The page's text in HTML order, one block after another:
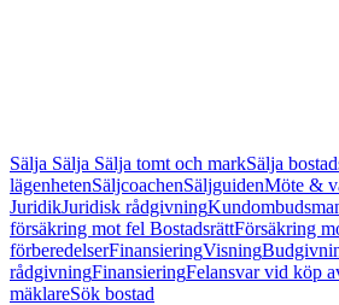
Sälja Sälja Sälja tomt och markSälja
lägenhetenSäljcoachenSäljguidenMöte &
JuridikJuridisk rådgivning
försäkring mot fel BostadsrättFörsäkring
förberedelserFinansieringVisning
rådgivningFinansieringFelansvar vid köp
mäklareSök bostad